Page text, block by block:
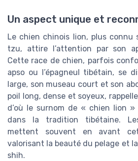
Un aspect unique et
Le chien chinois lion, plus connu
tzu, attire l’attention par son
Cette race de chien, parfois
apso ou l’épagneul tibétain, se
large, son museau court et son
poil long, dense et soyeux,
d’où le surnom de « chien lion
dans la tradition tibétaine.
mettent souvent en avant
valorisant la beauté du pelage et
shih.